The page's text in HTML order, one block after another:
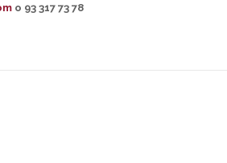
o 93 317 73 78